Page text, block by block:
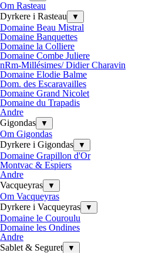
Om Rasteau
Dyrkere i Rasteau
▼
Domaine Beau Mistral
Domaine Banquettes
Domaine la Colliere
Domaine Combe Juliere
nRm-Millésimes/ Didier Charavin
Domaine Elodie Balme
Dom. des Escaravailles
Domaine Grand Nicolet
Domaine du Trapadis
Andre
Gigondas
▼
Om Gigondas
Dyrkere i Gigondas
▼
Domaine Grapillon d'Or
Montvac & Espiers
Andre
Vacqueyras
▼
Om Vacqueyras
Dyrkere i Vacqueyras
▼
Domaine le Couroulu
Domaine les Ondines
Andre
Sablet & Seguret
▼